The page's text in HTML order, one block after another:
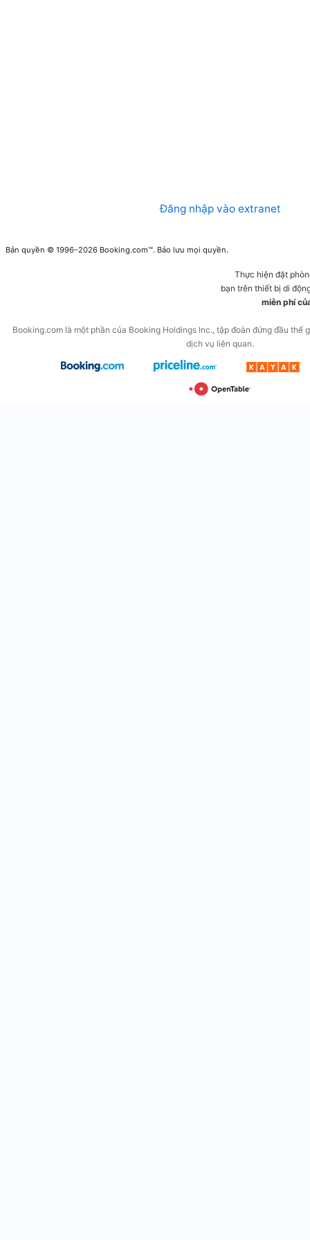
Đăng nhập vào extranet
Bản quyền © 1996–2026 Booking.com™. Bảo lưu mọi quyền.
Thực hiện đặt
bạn trên thiết bị di
miễn phí
Booking.com là một phần của Booking Holdings Inc., tập đoàn đứng đầu thế
dịch vụ liên quan.